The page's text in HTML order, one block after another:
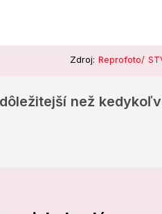
Zdroj: Reprofoto/
než